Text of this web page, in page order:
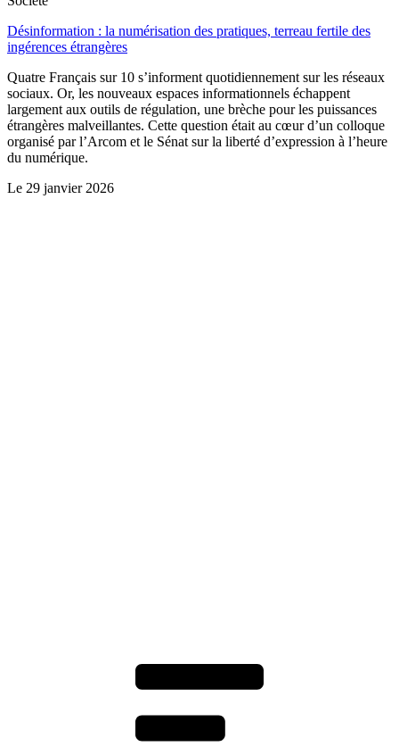
Désinformation : la numérisation des pratiques, terreau fertile des
ingérences étrangères
Quatre Français sur 10 s’informent quotidiennement sur les réseaux
sociaux. Or, les nouveaux espaces informationnels échappent
largement aux outils de régulation, une brèche pour les puissances
étrangères malveillantes. Cette question était au cœur d’un colloque
organisé par l’Arcom et le Sénat sur la liberté d’expression à l’heure
du numérique.
Le 29 janvier 2026